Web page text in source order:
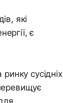
які
є
сусідніх